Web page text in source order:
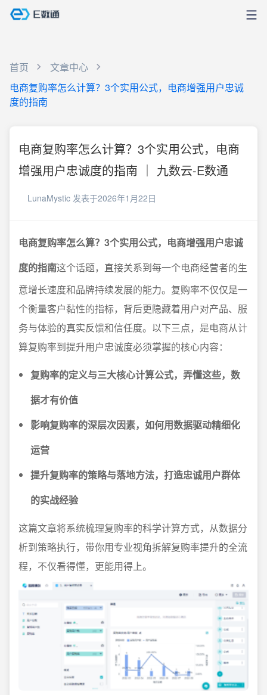
首页
文章中心
电商复购率怎么计算？3个实用公式，电商增强用户忠诚
度的指南
电商复购率怎么计算？3个实用公式，电商
增强用户忠诚度的指南 ｜ 九数云-E数通
LunaMystic 发表于2026年1月22日
电商复购率怎么算？3个实用公式，电商增强用户忠诚
度的指南这个话题，直接关系到每一个电商经营者的生
意增长速度和品牌持续发展的能力。复购率不仅仅是一
个衡量客户黏性的指标，背后更隐藏着用户对产品、服
务与体验的真实反馈和信任度。以下三点，是电商从计
算复购率到提升用户忠诚度必须掌握的核心内容：
复购率的定义与三大核心计算公式，弄懂这些，数
据才有价值
影响复购率的深层次因素，如何用数据驱动精细化
运营
提升复购率的策略与落地方法，打造忠诚用户群体
的实战经验
这篇文章将系统梳理复购率的科学计算方式，从数据分
析到策略执行，带你用专业视角拆解复购率提升的全流
程，不仅看得懂，更能用得上。